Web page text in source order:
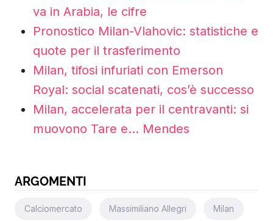
va in Arabia, le cifre
Pronostico Milan-Vlahovic: statistiche e
quote per il trasferimento
Milan, tifosi infuriati con Emerson
Royal: social scatenati, cos’è successo
Milan, accelerata per il centravanti: si
muovono Tare e… Mendes
ARGOMENTI
Calciomercato Massimiliano Allegri Milan